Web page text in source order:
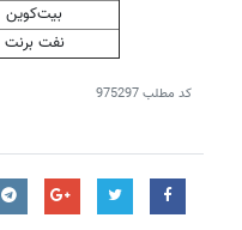
بیت‌کوین
نفت برنت
کد مطلب975297